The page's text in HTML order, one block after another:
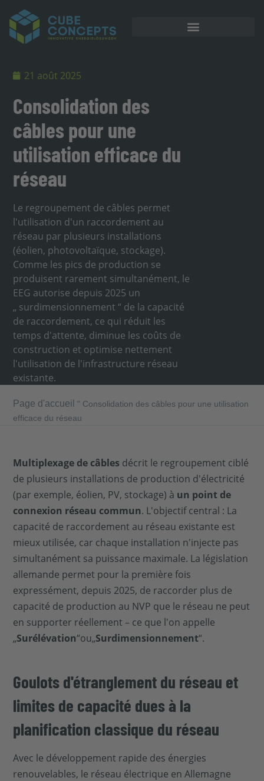
21 août 2025
Consolidation des
câbles pour une
utilisation efficace du
réseau
Le regroupement de câbles permet
l'utilisation d'un raccordement au
réseau par plusieurs installations
(éolien, photovoltaïque, stockage).
Comme les pics de production se
produisent rarement simultanément, le
EEG autorise depuis 2025 un
„ surdimensionnement “ de la capacité
de raccordement, ce qui réduit les
temps d'attente, diminue les coûts de
construction et optimise nettement
l'utilisation de l'infrastructure réseau
existante.
Page d'accueil " Consolidation des câbles pour une utilisation
efficace du réseau
Multiplexage de câbles décrit le regroupement ciblé
de plusieurs installations de production d'électricité
(par exemple, éolien, PV, stockage) à un point de
connexion réseau commun. L'objectif central : La
capacité de raccordement au réseau existante est
mieux utilisée, car chaque installation n'injecte pas
simultanément sa puissance maximale. La législation
allemande permet pour la première fois
expressément, depuis 2025, de raccorder plus de
capacité de production au NVP que le réseau ne peut
en supporter réellement – ce que l'on appelle
„Surélévation“ou„Surdimensionnement“.
Goulots d'étranglement du réseau et
limites de capacité dues à la
planification classique du réseau
Avec le développement rapide des énergies
renouvelables, le réseau électrique en Allemagne